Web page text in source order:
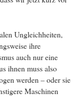
Ungleichheiten,
ihre
auch nur eine
ihnen muss also
werden – oder sie
Maschinen